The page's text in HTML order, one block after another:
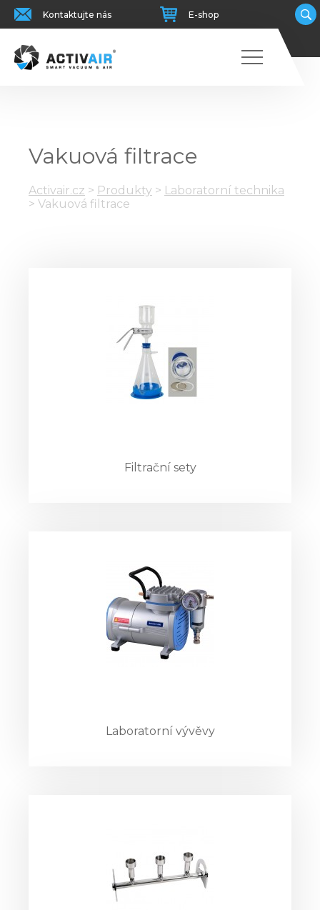
Kontaktujte nás E-shop
Vakuová filtrace
Activair.cz > Produkty > Laboratorní technika
> Vakuová filtrace
Filtrační sety
Laboratorní vývěvy